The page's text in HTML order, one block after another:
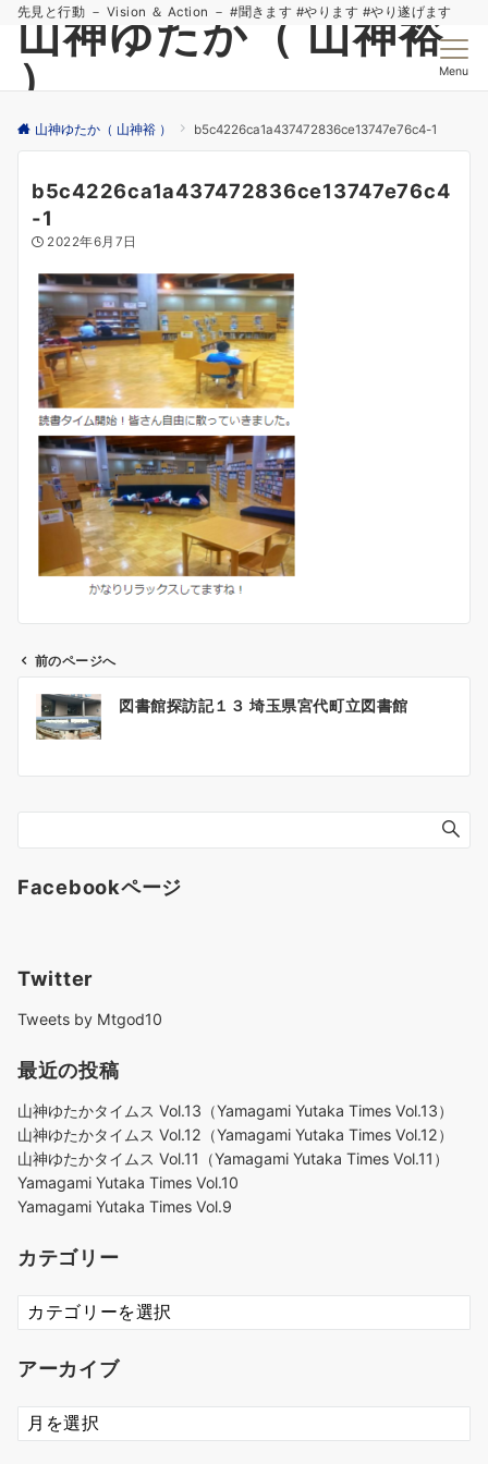
先見と行動 － Vision ＆ Action － #聞きます #やります #やり遂げます
山神ゆたか（ 山神裕
）
Menu
山神ゆたか（ 山神裕 ） b5c4226ca1a437472836ce13747e76c4-1
b5c4226ca1a437472836ce13747e76c4
-1
2022年6月7日
シ
ョ
前のページへ
図書館探訪記１３ 埼玉県宮代町立図書館
Facebookページ
Twitter
Tweets by Mtgod10
最近の投稿
山神ゆたかタイムス Vol.13（Yamagami Yutaka Times Vol.13）
山神ゆたかタイムス Vol.12（Yamagami Yutaka Times Vol.12）
山神ゆたかタイムス Vol.11（Yamagami Yutaka Times Vol.11）
Yamagami Yutaka Times Vol.10
Yamagami Yutaka Times Vol.9
カテゴリー
カ
テ
リ
アーカイブ
ア
ー